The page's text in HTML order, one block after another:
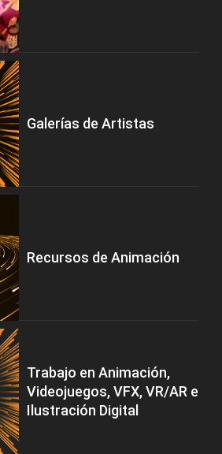
Galerías de Artistas
Recursos de Animación
Trabajo en Animación,
Videojuegos, VFX, VR/AR e
Ilustración Digital